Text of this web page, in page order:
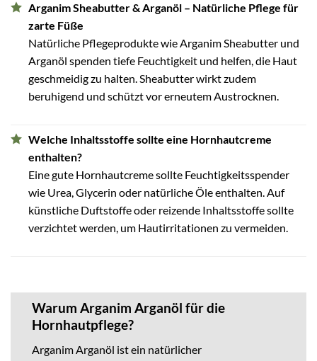
Arganim Sheabutter & Arganöl – Natürliche Pflege für
zarte Füße
Natürliche Pflegeprodukte wie Arganim Sheabutter und
Arganöl spenden tiefe Feuchtigkeit und helfen, die Haut
geschmeidig zu halten. Sheabutter wirkt zudem
beruhigend und schützt vor erneutem Austrocknen.
Welche Inhaltsstoffe sollte eine Hornhautcreme
enthalten?
Eine gute Hornhautcreme sollte Feuchtigkeitsspender
wie Urea, Glycerin oder natürliche Öle enthalten. Auf
künstliche Duftstoffe oder reizende Inhaltsstoffe sollte
verzichtet werden, um Hautirritationen zu vermeiden.
Warum Arganim Arganöl für die
Hornhautpflege?
Arganim Arganöl ist ein natürlicher